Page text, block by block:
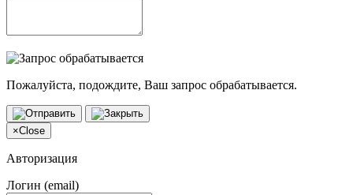
Пожалуйста, подождите, Ваш запрос обрабатывается.
×Close
Авторизация
Логин (email)